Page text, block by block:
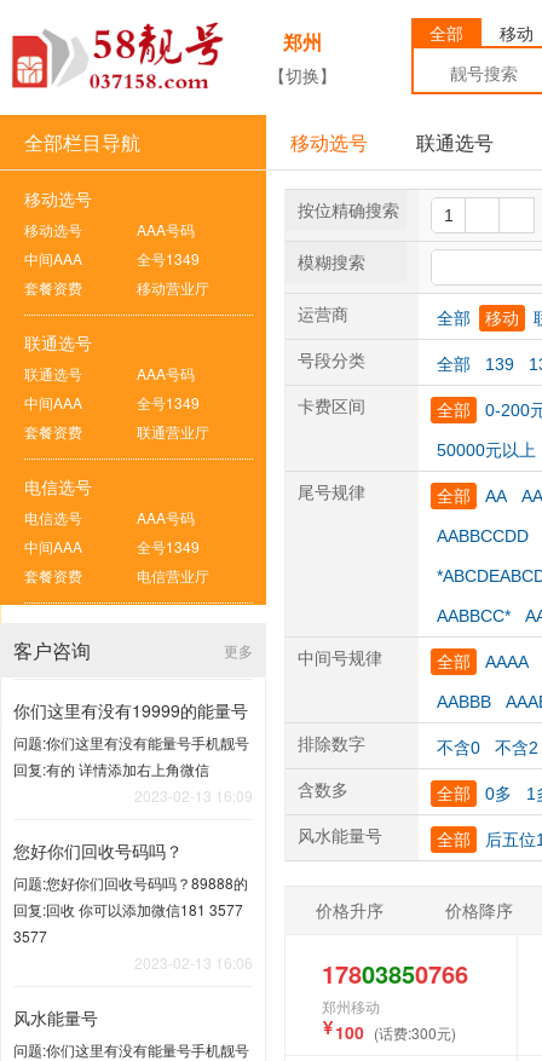
郑州
【切换】
全部 移动
全部栏目导航 移动选号 联通选号
移动选号
移动选号
AAA号码
中间AAA
全号1349
套餐资费
移动营业厅
联通选号
联通选号
AAA号码
中间AAA
全号1349
套餐资费
联通营业厅
电信选号
电信选号
AAA号码
中间AAA
全号1349
套餐资费
电信营业厅
更多
客户咨询
你们这里有没有19999的能量号
问题:你们这里有没有能量号手机靓号
回复:有的 详情添加右上角微信
2023-02-13 16:09
您好你们回收号码吗？
问题:您好你们回收号码吗？89888的
回复:回收 你可以添加微信181 3577
3577
2023-02-13 16:06
风水能量号
问题:你们这里有没有能量号手机靓号
按位精确搜索
模糊搜索
运营商 全部 移动
号段分类 全部 139
卡费区间 全部 0-200
50000元以上
尾号规律 全部 AA
AABBCCDD
AABBCC*
中间号规律 全部 AAAA
AABBB
排除数字 不含0 不含2
含数多 全部 0多 1
风水能量号 全部 后五位
价格升序 价格降序
17803850766
郑州移动
100 (话费:300元)